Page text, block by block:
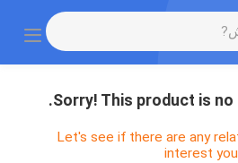
Sorry! This product is no
Let's see if there are any
interest you